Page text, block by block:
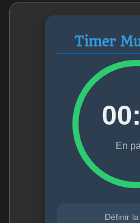
Timer
En
Définir